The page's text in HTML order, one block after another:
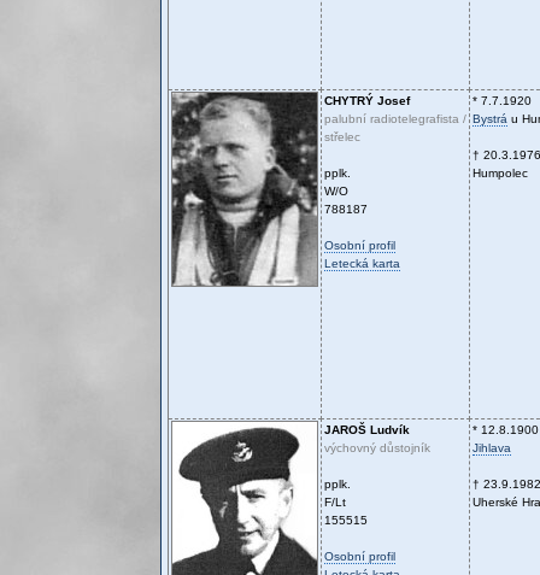
CHYTRÝ Josef
palubní radiotelegrafista /
střelec
pplk.
W/O
788187
Osobní profil
Letecká karta
* 7.7.1920
Bystrá u
† 20.3.1976
Humpolec
JAROŠ Ludvík
výchovný důstojník
pplk.
F/Lt
155515
Osobní profil
* 12.8.1900
Jihlava
† 23.9.1982
Uherské